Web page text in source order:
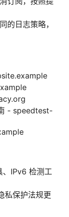
的日志策略，
- speedtest-
、IPv6 检测工
私保护法规更